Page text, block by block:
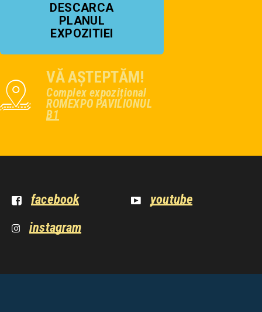
DESCARCA
PLANUL
EXPOZITIEI
VĂ AȘTEPTĂM!
Complex expozițional
ROMEXPO PAVILIONUL
B1
facebook
youtube
instagram